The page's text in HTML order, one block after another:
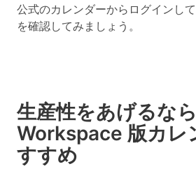
公式のカレンダーからログインし
を確認してみましょう。
生産性をあげるな
Workspace 版カレ
すすめ